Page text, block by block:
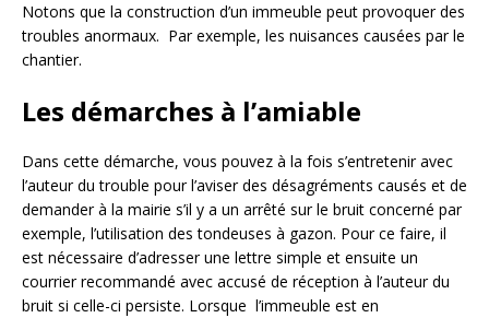
Notons que la construction d’un immeuble peut provoquer des
troubles anormaux. Par exemple, les nuisances causées par le
chantier.
Les démarches à l’amiable
Dans cette démarche, vous pouvez à la fois s’entretenir avec
l’auteur du trouble pour l’aviser des désagréments causés et de
demander à la mairie s’il y a un arrêté sur le bruit concerné par
exemple, l’utilisation des tondeuses à gazon. Pour ce faire, il
est nécessaire d’adresser une lettre simple et ensuite un
courrier recommandé avec accusé de réception à l’auteur du
bruit si celle-ci persiste. Lorsque l’immeuble est en